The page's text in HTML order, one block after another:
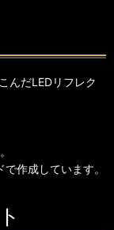
んだLEDリフレク
作成しています。